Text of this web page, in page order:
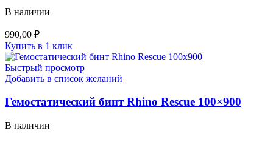
В наличии
990,00 ₽
Купить в 1 клик
Быстрый просмотр
Добавить в список желаний
Гемостатический бинт Rhino Rescue 100×900
В наличии